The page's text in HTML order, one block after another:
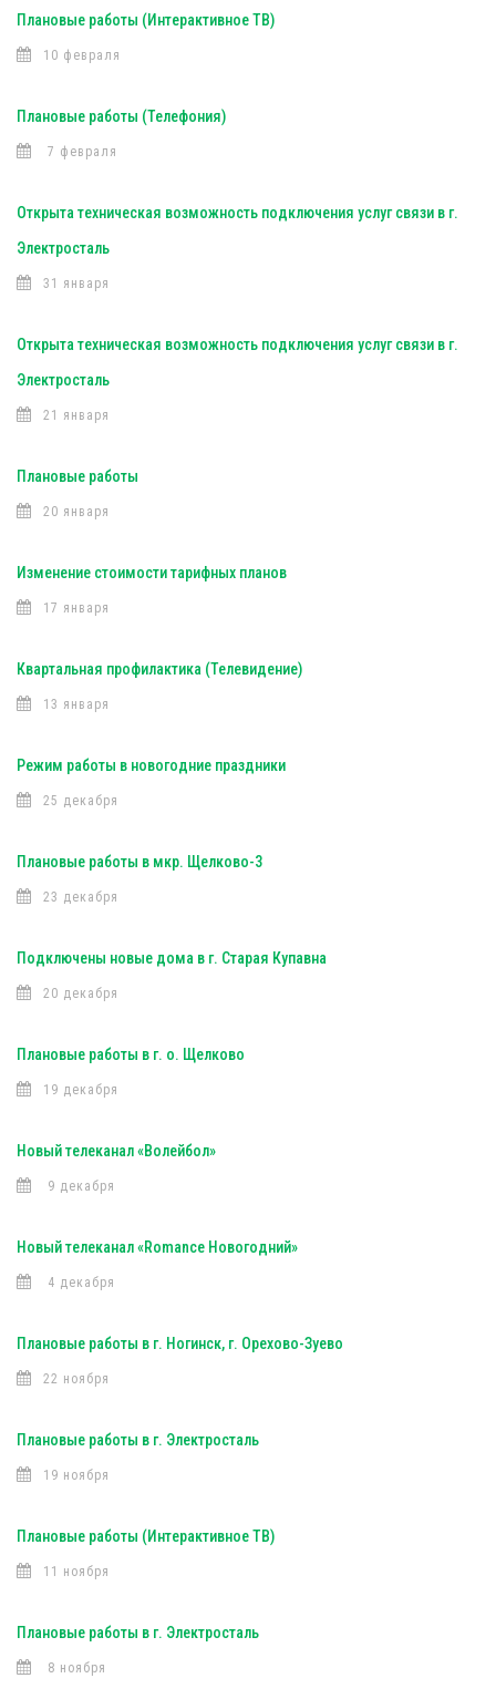
Плановые работы (Интерактивное ТВ)
10 февраля
Плановые работы (Телефония)
7 февраля
Открыта техническая возможность подключения услуг связи в г.
Электросталь
31 января
Открыта техническая возможность подключения услуг связи в г.
Электросталь
21 января
Плановые работы
20 января
Изменение стоимости тарифных планов
17 января
Квартальная профилактика (Телевидение)
13 января
Режим работы в новогодние праздники
25 декабря
Плановые работы в мкр. Щелково-3
23 декабря
Подключены новые дома в г. Старая Купавна
20 декабря
Плановые работы в г. о. Щелково
19 декабря
Новый телеканал «Волейбол»
9 декабря
Новый телеканал «Romance Новогодний»
4 декабря
Плановые работы в г. Ногинск, г. Орехово-Зуево
22 ноября
Плановые работы в г. Электросталь
19 ноября
Плановые работы (Интерактивное ТВ)
11 ноября
Плановые работы в г. Электросталь
8 ноября